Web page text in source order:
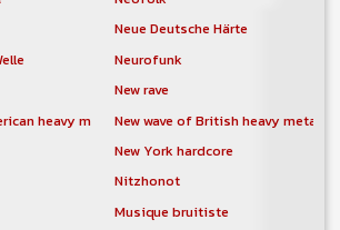
Neue Deutsche Härte
Neurofunk
New rave
heavy metalNew wave of British heavy metal
New York hardcore
Nitzhonot
Musique bruitiste